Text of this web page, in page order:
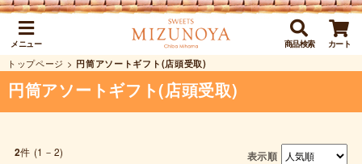
メニュー 商品検索 カート
トップページ > 円筒アソートギフト(店頭受取)
円筒アソートギフト(店頭受取)
2件 (1－2) 表示順